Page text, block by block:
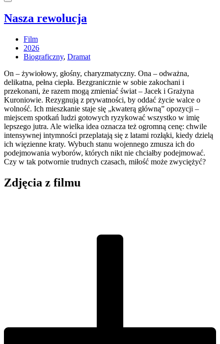
Nasza rewolucja
Film
2026
Biograficzny, Dramat
On – żywiołowy, głośny, charyzmatyczny. Ona – odważna,
delikatna, pełna ciepła. Bezgranicznie w sobie zakochani i
przekonani, że razem mogą zmieniać świat – Jacek i Grażyna
Kuroniowie. Rezygnują z prywatności, by oddać życie walce o
wolność. Ich mieszkanie staje się „kwaterą główną” opozycji –
miejscem spotkań ludzi gotowych ryzykować wszystko w imię
lepszego jutra. Ale wielka idea oznacza też ogromną cenę: chwile
intensywnej intymności przeplatają się z latami rozłąki, kiedy dzielą
ich więzienne kraty. Wybuch stanu wojennego zmusza ich do
podejmowania wyborów, których nikt nie chciałby podejmować.
Czy w tak potwornie trudnych czasach, miłość może zwyciężyć?
Zdjęcia z filmu